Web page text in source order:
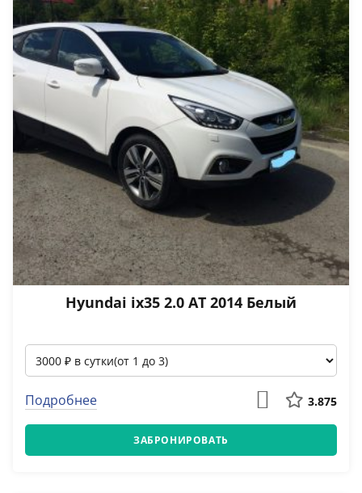
Hyundai ix35 2.0 АТ 2014 Белый
Подробнее 3.875
ЗАБРОНИРОВАТЬ